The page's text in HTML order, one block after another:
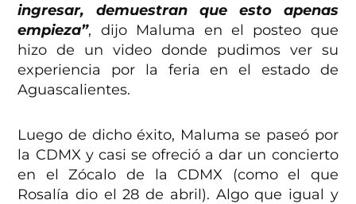
ingresar, demuestran que esto apenas
empieza”, dijo Maluma en el posteo que
hizo de un video donde pudimos ver su
experiencia por la feria en el estado de
Aguascalientes.
Luego de dicho éxito, Maluma se paseó por
la CDMX y casi se ofreció a dar un concierto
en el Zócalo de la CDMX (como el que
Rosalía dio el 28 de abril). Algo que igual y